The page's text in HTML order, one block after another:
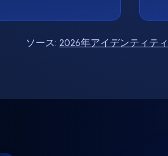
ソース: 2026年アイデンティテ